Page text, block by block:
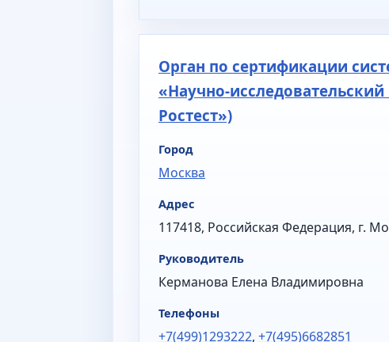
Орган по сертификации
«Научно-
Ростест»)
Город
Москва
Адрес
117418, Российская Федерация, г.
Руководитель
Керманова Елена Владимировна
Телефоны
+7(499)1293222, +7(495)6682851